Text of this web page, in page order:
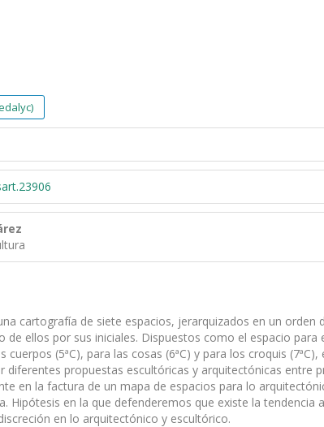
cartografía de siete espacios, jerarquizados en un orden
de ellos por sus iniciales. Dispuestos como el espacio para
cuerpos (5ªC), para las cosas (6ªC) y para los croquis
diferentes propuestas escultóricas y arquitectónicas entre
en la factura de un mapa de espacios para lo
Hipótesis en la que defenderemos que existe la tendencia
en lo arquitectónico y escultórico.